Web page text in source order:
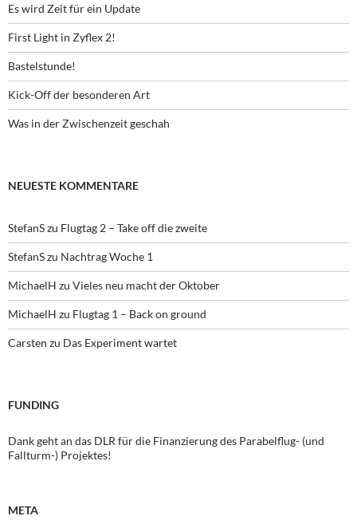
Es wird Zeit für ein Update
First Light in Zyflex 2!
Bastelstunde!
Kick-Off der besonderen Art
Was in der Zwischenzeit geschah
NEUESTE KOMMENTARE
StefanSzu Flugtag 2 – Take off die zweite
StefanSzu Nachtrag Woche 1
MichaelH zu Vieles neu macht der Oktober
MichaelH zu Flugtag 1 – Back on ground
Carsten zu Das Experiment wartet
FUNDING
Dank geht an das DLR für die Finanzierung des Parabelflug- (und
Fallturm-) Projektes!
META